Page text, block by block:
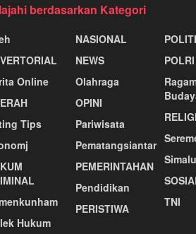
berdasarkan Kategori
Online
Tips
Hukum
NASIONAL
NEWS
Olahraga
OPINI
Pariwisata
Pematangsiantar
PEMERINTAHAN
Pendidikan
PERISTIWA
POLRI
RELIGI
TNI